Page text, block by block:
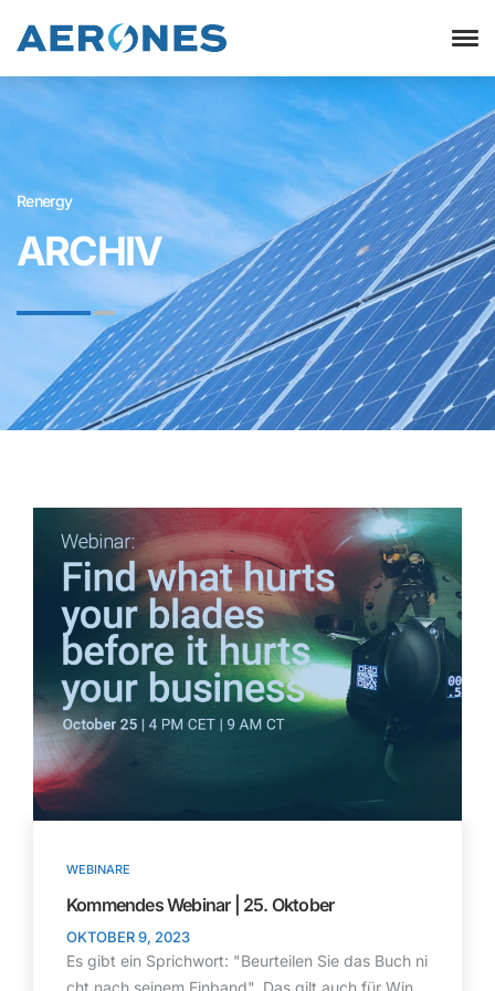
Renergy
ARCHIV
WEBINARE
Kommendes Webinar | 25. Oktober
OKTOBER 9, 2023
Es gibt ein Sprichwort: "Beurteilen Sie das Buch ni
cht nach seinem Einband". Das gilt auch für Win